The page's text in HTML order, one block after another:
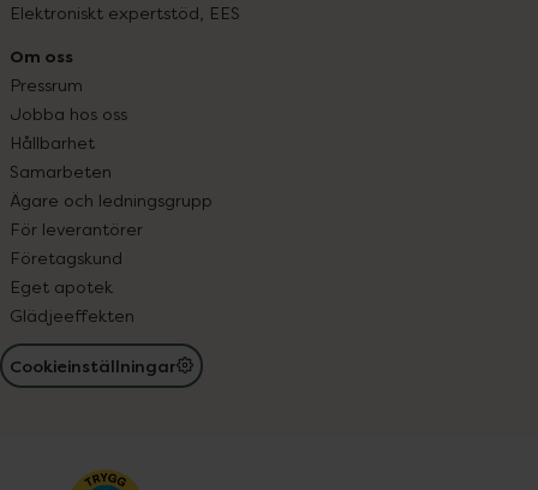
Elektroniskt expertstöd, EES
Om oss
Pressrum
Jobba hos oss
Hållbarhet
Samarbeten
Ägare och ledningsgrupp
För leverantörer
Företagskund
Eget apotek
Glädjeeffekten
Cookieinställningar